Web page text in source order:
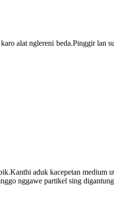
alat nglereni beda.Pinggir lan
aduk kacepetan medium
nggawe partikel sing